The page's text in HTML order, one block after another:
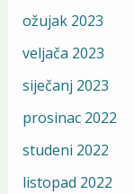
ožujak 2023
veljača 2023
siječanj 2023
prosinac 2022
studeni 2022
listopad 2022